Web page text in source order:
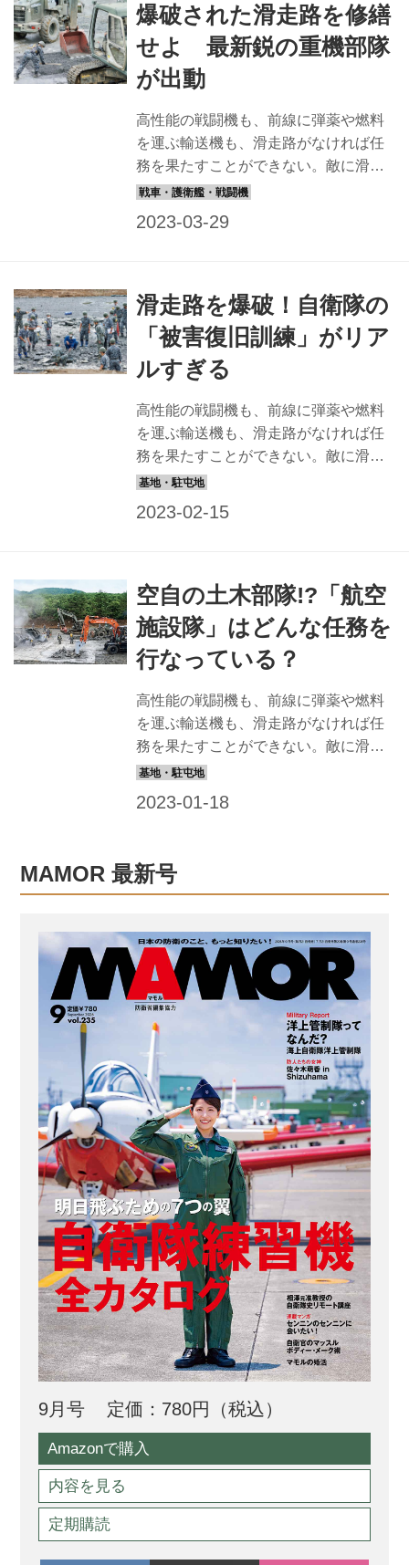
うという、大がかりな訓練を行ってい
る。中部航空施設隊がメインとなり、
最新鋭の機器を導入して行った滑走路
被害復旧訓練をリポートしよう。 「被
別に解説する 実爆をともなう滑走路被
害復旧訓練は、各航空方面隊の航空施
設隊が年に1回行う大規模な復旧訓練
だ。取材時は、模擬滑走路の爆破、被
害状況の調査...
爆破された滑走路を修繕
せよ 最新鋭の重機部隊
が出動
高性能の戦闘機も、前線に弾薬や燃料
を運ぶ輸送機も、滑走路がなければ任
務を果たすことができない。敵に滑走
路が狙われる理由はそこにある。よっ
うという、大がかりな訓練を行ってい
る。中部航空施設隊がメインとなり、
最新鋭の機器を導入して行った滑走路
被害復旧訓練をリポートしよう。 「被
別に解説する 実爆をともなう滑走路被
害復旧訓練は、各航空方面隊の航空施
設隊が年に1回行う大規模な復旧訓練
だ。取材時は、模擬滑走路の爆破、被
害状況の調査...
滑走路を爆破！自衛隊の
「被害復旧訓練」がリア
ルすぎる
高性能の戦闘機も、前線に弾薬や燃料
を運ぶ輸送機も、滑走路がなければ任
務を果たすことができない。敵に滑走
路が狙われる理由はそこにある。よっ
うという、大がかりな訓練を行ってい
る。中部航空施設隊がメインとなり、
最新鋭の機器を導入して行った滑走路
被害復旧訓練をリポートしよう。 「被
別に解説する 実爆をともなう滑走路被
害復旧訓練は、各航空方面隊の航空施
設隊が年に1回行う大規模な復旧訓練
だ。取材時は、模擬滑走路の爆破、被
害状況の調査...
空自の土木部隊!?「航空
施設隊」はどんな任務を
行なっている？
高性能の戦闘機も、前線に弾薬や燃料
を運ぶ輸送機も、滑走路がなければ任
務を果たすことができない。敵に滑走
路が狙われる理由はそこにある。よっ
使って模擬滑走路を爆破して復旧を行
うという、大がかりな訓練を行ってい
最新鋭の機器を導入して行った滑走路
被害復旧訓練をリポートしよう。 航空
自衛隊航空施設隊は、どのような任務
を行っているのか？ 航空自衛隊の各方
面隊隷下の基地、分屯基地の施設の維
持・管理の支援を任務とする航空施設
隊。攻撃を受けた滑走路の復旧のほか
にも、さまざ...
MAMOR 最新号
9月号 定価：780円（税込）
Amazonで購入
内容を見る
定期購読